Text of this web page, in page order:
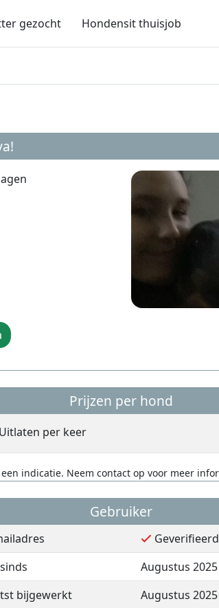
gezocht Hondensit thuisjob
!
Prijzen per hond
Uitlaten per keer
indicatie. Neem contact op voor meer
Gebruiker
Geverifieerd
Augustus 2025
bijgewerkt
Augustus 2025